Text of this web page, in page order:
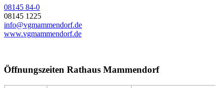
08145 84-0
08145 1225
info@vgmammendorf.de
www.vgmammendorf.de
Öffnungszeiten Rathaus Mammendorf